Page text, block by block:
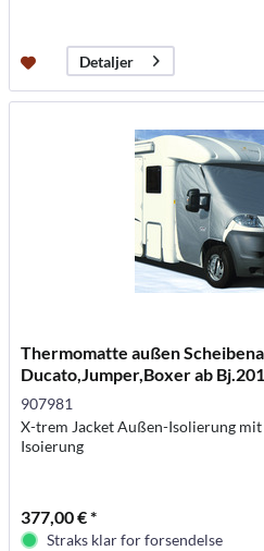
Detaljer
Thermomatte außen
Ducato,Jumper,Boxer ab
907981
X-trem Jacket Außen-Isolierung
Isoierung
377,00 € *
Straks klar for forsendelse